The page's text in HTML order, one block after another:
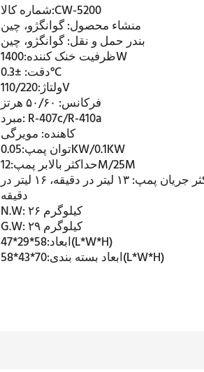
شماره کالا:CW-5200
منشاء محصول:گوانگژو، چین
بندر حمل و نقل:گوانگژو، چین
ظرفیت خنک کننده:1400W
دقت:±0.3°C
ولتاژ:110/220V
فرکانس: ۵۰/۶۰ هرتز
مبرد:R-407c/R-410a
کاهنده: مویرگی
توان پمپ:0.05KW/0.1KW
حداکثر بالابر پمپ:12M/25M
جریان پمپ:
۱۳ لیتر در دقیقه، ۱۶ لیتر در
دقیقه
N.W:
۲۶ کیلوگرم
G.W:
۲۹ کیلوگرم
ابعاد:58*29*47(L*W*H)
ابعاد بسته بندی:70*43*58(L*W*H)